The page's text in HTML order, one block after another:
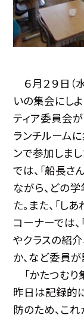
６月２９日（
いの集会にしよ
ティア委員会
ランチルーム
ンで参加しまし
では、「船長
ながら、どの
た。また、「し
コーナーでは
やクラスの紹
か、など委員が
「かたつむり
昨日は記録的
防のため、こ